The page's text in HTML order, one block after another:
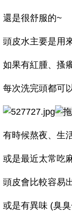
還是很舒服的~
頭皮水主要是用
如果有紅腫、搔
每次洗完頭都可
有時候熬夜、生
或是最近太常吃
頭皮會比較容易
或是有異味 (臭